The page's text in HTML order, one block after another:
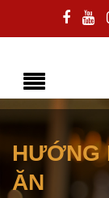
HƯỚNG
ĂN